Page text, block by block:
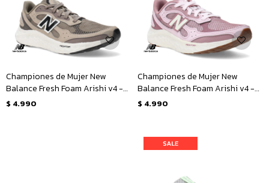
Championes de Mujer New
Balance Fresh Foam Arishi v4 -
Marrón - Negro
$ 4.990
Championes de Mujer New
Balance Fresh Foam Arishi v4 -
Rosado - Blanco
$ 4.990